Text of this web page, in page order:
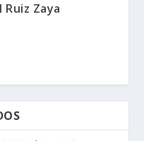
Ruiz Zaya